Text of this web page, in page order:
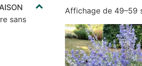
sans
Affichage de 49–59